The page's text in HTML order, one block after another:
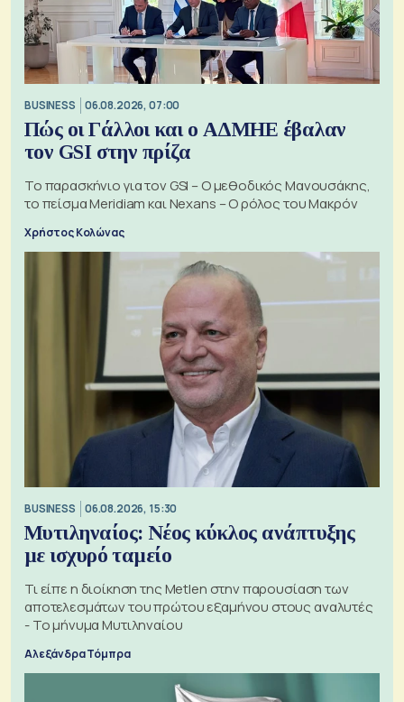
BUSINESS 06.08.2026, 07:00
Πώς οι Γάλλοι και ο ΑΔΜΗΕ έβαλαν
τον GSI στην πρίζα
Το παρασκήνιο για τον GSI – Ο μεθοδικός Μανουσάκης,
το πείσμα Meridiam και Nexans – Ο ρόλος του Μακρόν
Χρήστος Κολώνας
BUSINESS 06.08.2026, 15:30
Μυτιληναίος: Νέος κύκλος ανάπτυξης
με ισχυρό ταμείο
Τι είπε η διοίκηση της Metlen στην παρουσίαση των
αποτελεσμάτων του πρώτου εξαμήνου στους αναλυτές
- Το μήνυμα Μυτιληναίου
Αλεξάνδρα Τόμπρα